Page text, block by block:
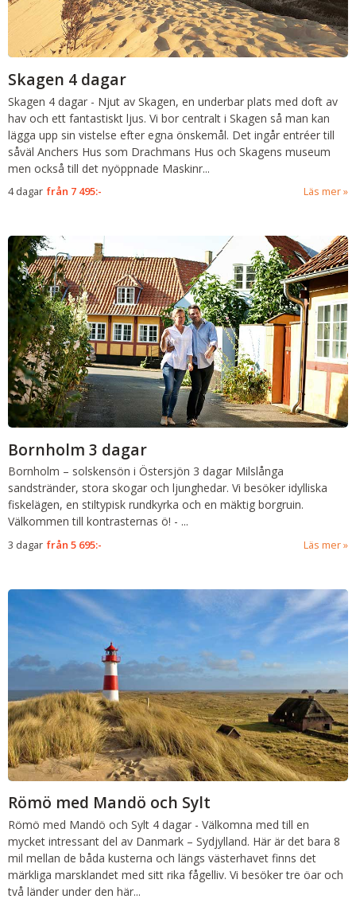
Skagen 4 dagar
Skagen 4 dagar - Njut av Skagen, en underbar plats med doft av
hav och ett fantastiskt ljus. Vi bor centralt i Skagen så man kan
lägga upp sin vistelse efter egna önskemål. Det ingår entréer till
såväl Anchers Hus som Drachmans Hus och Skagens museum
men också till det nyöppnade Maskinr...
4 dagar från 7 495:- Läs mer
Bornholm 3 dagar
Bornholm – solskensön i Östersjön 3 dagar Milslånga
sandstränder, stora skogar och ljunghedar. Vi besöker idylliska
fiskelägen, en stiltypisk rundkyrka och en mäktig borgruin.
Välkommen till kontrasternas ö! - ...
3 dagar från5 695:- Läs mer
Römö med Mandö och Sylt
Römö med Mandö och Sylt 4 dagar - Välkomna med till en
mycket intressant del av Danmark – Sydjylland. Här är det bara 8
mil mellan de båda kusterna och längs västerhavet finns det
märkliga marsklandet med sitt rika fågelliv. Vi besöker tre öar och
två länder under den här...